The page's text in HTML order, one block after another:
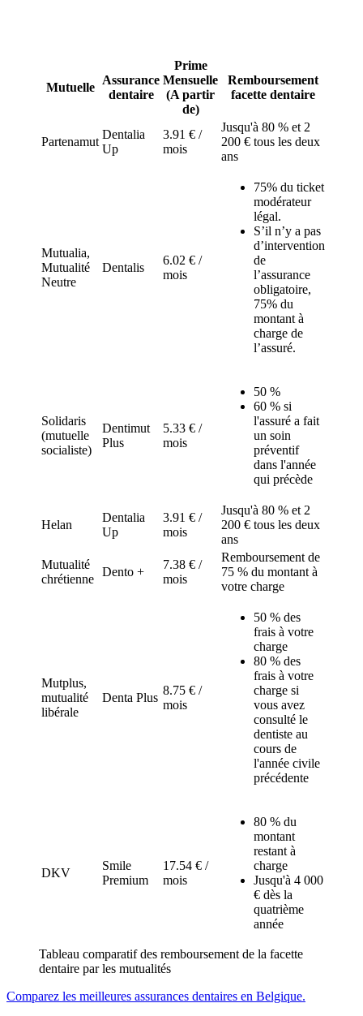
Mutuelle
Assurance
dentaire
Prime
Mensuelle
(A partir
de)
Remboursement
facette dentaire
Partenamut
Dentalia
Up
3.91 € /
mois
Jusqu'à 80 % et 2
200 € tous les deux
ans
Mutualia,
Mutualité
Neutre
Dentalis
6.02 € /
mois
75% du ticket
modérateur
légal.
S’il n’y a pas
d’intervention
de
l’assurance
obligatoire,
75% du
montant à
charge de
l’assuré.
Solidaris
(mutuelle
socialiste)
Dentimut
Plus
5.33 € /
mois
50 %
60 % si
l'assuré a fait
un soin
préventif
dans l'année
qui précède
Helan
Dentalia
Up
3.91 € /
mois
Jusqu'à 80 % et 2
200 € tous les deux
ans
Mutualité
chrétienne
Dento +
7.38 € /
mois
Remboursement de
75 % du montant à
votre charge
Mutplus,
mutualité
libérale
Denta Plus
8.75 € /
mois
50 % des
frais à votre
charge
80 % des
frais à votre
charge si
vous avez
consulté le
dentiste au
cours de
l'année civile
précédente
DKV
Smile
Premium
17.54 € /
mois
80 % du
montant
restant à
charge
Jusqu'à 4 000
€ dès la
quatrième
année
Tableau comparatif des remboursement de la facette
dentaire par les mutualités
Comparez les meilleures assurances dentaires en Belgique.